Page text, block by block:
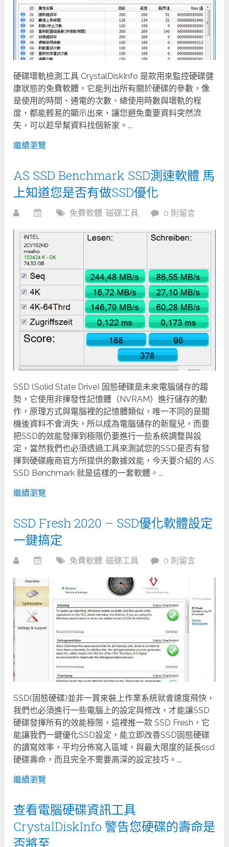
硬碟壞軌檢測工具 CrystalDiskInfo 是款用來監控硬碟健
康狀態的免費軟體，它能列出所有關於硬碟的參數，像
是使用的時間、通電的次數、總使用時數與壞軌的程
度，都能輕易的顯示出來，讓您避免重要資料突然流
失，可以趁早幫資料找個新家。...
繼續瀏覽
AS SSD Benchmark SSD測速軟體 馬
上知道您是否有做SSD優化
免費軟體,磁碟工具 0 則留言
SSD (Solid State Drive) 固態硬碟是未來電腦儲存的趨
勢，它使用非揮發性記憶體（NVRAM）進行儲存的動
作，原理方式與電腦裡的記憶體類似，唯一不同的是關
機後資料不會消失，所以成為電腦儲存的新寵兒，而要
把SSD的效能發揮到極限仍要進行一些系統調整與設
定，當然我們也必須透過工具來測試您的SSD是否有發
揮到硬碟廠商官方所提供的數據效能，今天要介紹的 AS
SSD Benchmark 就是這樣的一套軟體。...
繼續瀏覽
SSD Fresh 2020 – SSD優化軟體設定
一鍵搞定
免費軟體,磁碟工具 0 則留言
SSD(固態硬碟)並非一買來裝上作業系統就會速度飛快，
我們也必須進行一些電腦上的設定與修改，才能讓SSD
硬碟發揮所有的效能極限，這裡推一款 SSD Fresh，它
能讓我們一鍵優化SSD設定，能立即改善SSD固態硬碟
的讀寫效率，平均分佈寫入區域，與最大限度的延長ssd
硬碟壽命，而且完全不需要高深的設定技巧。...
繼續瀏覽
查看電腦硬碟資訊工具
CrystalDiskInfo 警告您硬碟的壽命是
否將至